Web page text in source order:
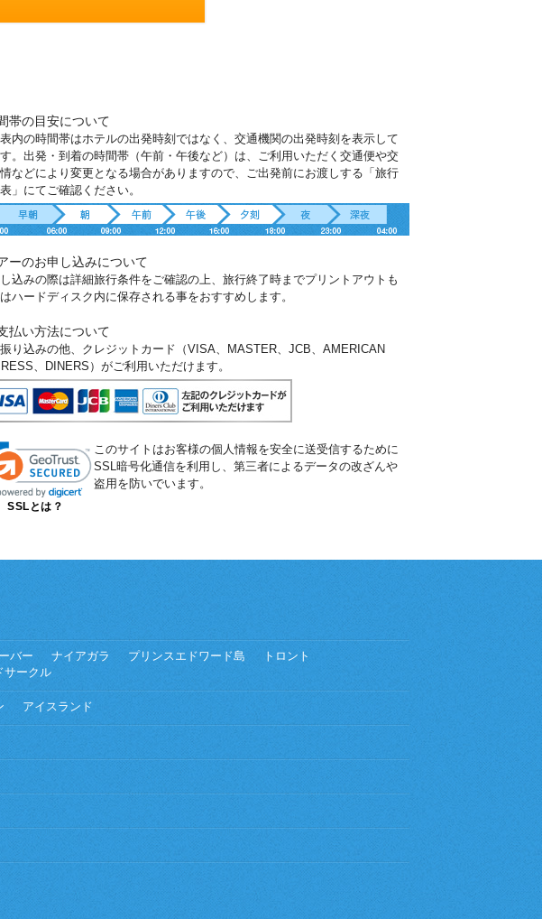
帯の目安について
表内の時間帯はホテルの出発時刻ではなく、交通機関の出発時刻を表示して
。出発・到着の時間帯（午前・午後など）は、ご利用いただく交通便や交
などにより変更となる場合がありますので、ご出発前にお渡しする「旅行
」にてご確認ください。
ーのお申し込みについて
込みの際は詳細旅行条件をご確認の上、旅行終了時までプリントアウトも
ハードディスク内に保存される事をおすすめします。
払い方法について
り込みの他、クレジットカード（VISA、MASTER、JCB、AMERICAN
、DINERS）がご利用いただけます。
SSLとは？
このサイトはお客様の個人情報を安全に送受信するために
SSL暗号化通信を利用し、第三者によるデータの改ざんや
盗用を防いでいます。
バー ナイアガラ プリンスエドワード島
トロント
サークル
アイスランド